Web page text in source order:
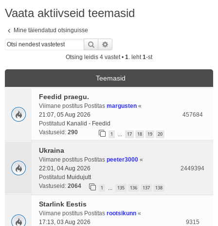
Vaata aktiivseid teemasid
Mine täiendatud otsinguisse
Otsi
Otsing leidis 4 vastet • 1. leht1-st
Teemasid
Feedid praegu.
Viimane postitus Postitas margusten «
21:07, 05 Aug 2026
Postitatud Kanalid - Feedid
Vastuseid: 290 1 17 18 19 20
457684
Ukraina
Viimane postitus Postitas peeter3000 «
22:01, 04 Aug 2026
Postitatud Muidujutt
Vastuseid: 2064 1 135 136 137 138
2449394
Starlink Eestis
Viimane postitus Postitas rootsikunn «
17:13, 03 Aug 2026
9315